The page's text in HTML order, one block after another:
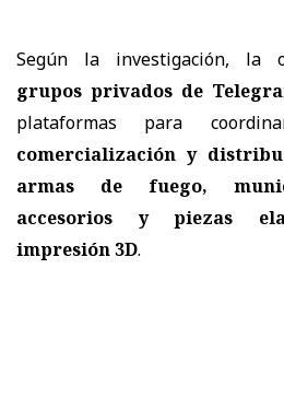
Según la investigación, la
grupos privados de
plataformas para
comercialización y
armas de fuego,
accesorios y piezas
impresión 3D.